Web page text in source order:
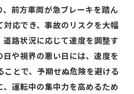
、前方車両が急ブレーキを踏ん
対応でき、事故のリスクを大幅
道路状況に応じて速度を調整す
日や視界の悪い日には、速度を
ことで、予期せぬ危険を避ける
、運転中の集中力を高めるため